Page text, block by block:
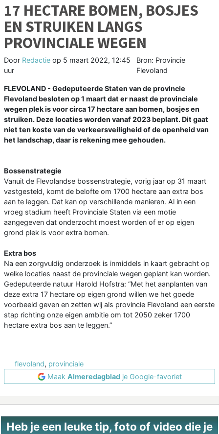
17 HECTARE BOMEN, BOSJES
EN STRUIKEN LANGS
PROVINCIALE WEGEN
Door Redactie op 5 maart 2022, 12:45
uur
Bron: Provincie
Flevoland
FLEVOLAND - Gedeputeerde Staten van de provincie
Flevoland besloten op 1 maart dat er naast de provinciale
wegen plek is voor circa 17 hectare aan bomen, bosjes en
struiken. Deze locaties worden vanaf 2023 beplant. Dit gaat
niet ten koste van de verkeersveiligheid of de openheid van
het landschap, daar is rekening mee gehouden.
Bossenstrategie
Vanuit de Flevolandse bossenstrategie, vorig jaar op 31 maart
vastgesteld, komt de belofte om 1700 hectare aan extra bos
aan te leggen. Dat kan op verschillende manieren. Al in een
vroeg stadium heeft Provinciale Staten via een motie
aangegeven dat onderzocht moest worden of er op eigen
grond plek is voor extra bomen.
Extra bos
Na een zorgvuldig onderzoek is inmiddels in kaart gebracht op
welke locaties naast de provinciale wegen geplant kan worden.
Gedeputeerde natuur Harold Hofstra: “Met het aanplanten van
deze extra 17 hectare op eigen grond willen we het goede
voorbeeld geven en zetten wij als provincie Flevoland een eerste
stap richting onze eigen ambitie om tot 2050 zeker 1700
hectare extra bos aan te leggen.”
flevoland, provinciale
Maak Almeredagbladje Google-favoriet
Heb je een leuke tip, foto of video die je